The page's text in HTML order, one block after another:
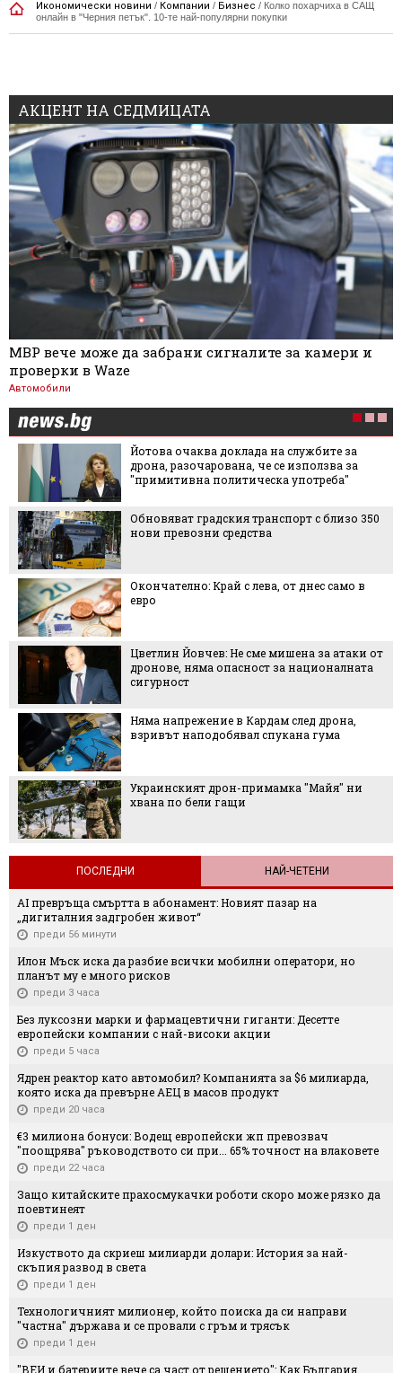
Икономически новини / Компании / Бизнес / Колко похарчиха в САЩ
онлайн в "Черния петък". 10-те най-популярни покупки
АКЦЕНТ НА СЕДМИЦАТА
МВР вече може да забрани сигналите за камери и
проверки в Waze
Автомобили
Йотова очаква доклада на службите за
дрона, разочарована, че се използва за
"примитивна политическа употреба"
Обновяват градския транспорт с близо 350
нови превозни средства
Окончателно: Край с лева, от днес само в
евро
Цветлин Йовчев: Не сме мишена за атаки от
дронове, няма опасност за националната
сигурност
Няма напрежение в Кардам след дрона,
взривът наподобявал спукана гума
Украинският дрон-примамка "Майя" ни
хвана по бели гащи
ПОСЛЕДНИ НАЙ-ЧЕТЕНИ
AI превръща смъртта в абонамент: Новият пазар на
„дигиталния задгробен живот“
преди 56 минути
Илон Мъск иска да разбие всички мобилни оператори, но
планът му е много рисков
преди 3 часа
Без луксозни марки и фармацевтични гиганти: Десетте
европейски компании с най-високи акции
преди 5 часа
Ядрен реактор като автомобил? Компанията за $6 милиарда,
която иска да превърне АЕЦ в масов продукт
преди 20 часа
€3 милиона бонуси: Водещ европейски жп превозвач
"поощрява" ръководството си при... 65% точност на влаковете
преди 22 часа
Защо китайските прахосмукачки роботи скоро може рязко да
поевтинеят
преди 1 ден
Изкуството да скриеш милиарди долари: История за най-
скъпия развод в света
преди 1 ден
Технологичният милионер, който поиска да си направи
"частна" държава и се провали с гръм и трясък
преди 1 ден
"ВЕИ и батериите вече са част от решението": Как България